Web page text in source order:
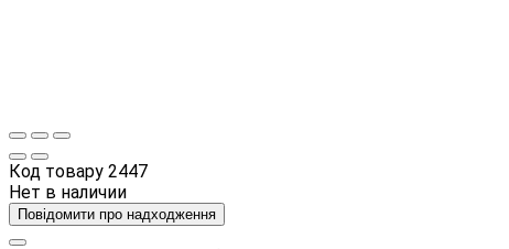
Код товару 2447
Нет в наличии
Повідомити про надходження